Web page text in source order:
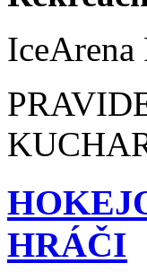
IceArena
HRÁČI